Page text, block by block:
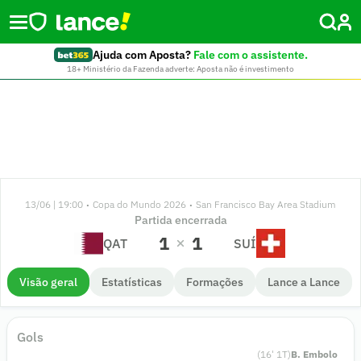
Ajuda com Aposta? Fale com o assistente.
18+ Ministério da Fazenda adverte: Aposta não é investimento
13/06 | 19:00 • Copa do Mundo 2026 • San Francisco Bay Area Stadium
Partida encerrada
QAT 1 1 SUÍ
Visão geral Estatísticas Formações Lance a Lance
Gols
(16' 1T)B. Embolo